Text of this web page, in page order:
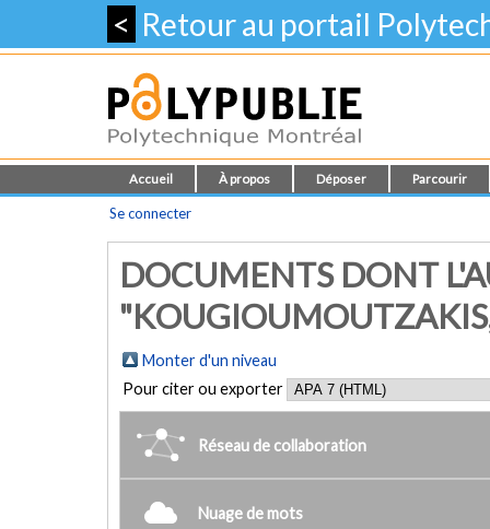
< Retour au portail
Accueil À propos Déposer Parcourir
Se connecter
DOCUMENTS DONT
Monter d'un niveau
Pour citer ou exporter
Réseau de collaboration
Nuage de mots